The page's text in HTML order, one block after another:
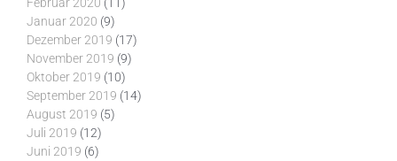
Februar 2020 (11)
Januar 2020 (9)
Dezember 2019 (17)
November 2019 (9)
Oktober 2019 (10)
September 2019 (14)
August 2019 (5)
Juli 2019 (12)
Juni 2019 (6)